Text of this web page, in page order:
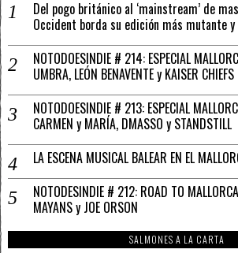
Del pogo británico al ‘mainstream’ de
Occident borda su edición más mutante
NOTODOESINDIE # 214: ESPECIAL
UMBRA, LEÓN BENAVENTE y KAISER CHIEFS
NOTODOESINDIE # 213: ESPECIAL
CARMEN y MARÍA, DMASSO y STANDSTILL
LA ESCENA MUSICAL BALEAR EN EL
NOTODESINDIE # 212: ROAD TO
MAYANS y JOE ORSON
SALMONES A LA CARTA